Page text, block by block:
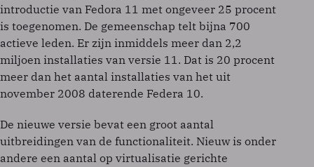
introductie van Fedora 11 met ongeveer 25 procent
is toegenomen. De gemeenschap telt bijna 700
actieve leden. Er zijn inmiddels meer dan 2,2
miljoen installaties van versie 11. Dat is 20 procent
meer dan het aantal installaties van het uit
november 2008 daterende Federa 10.
De nieuwe versie bevat een groot aantal
uitbreidingen van de functionaliteit. Nieuw is onder
andere een aantal op virtualisatie gerichte